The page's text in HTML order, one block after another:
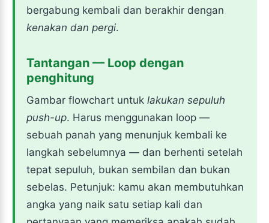
bergabung kembali dan berakhir dengan
kenakan dan pergi.
Tantangan — Loop dengan
penghitung
Gambar flowchart untuk lakukan sepuluh
push-up. Harus menggunakan loop —
sebuah panah yang menunjuk kembali ke
langkah sebelumnya — dan berhenti setelah
tepat sepuluh, bukan sembilan dan bukan
sebelas. Petunjuk: kamu akan membutuhkan
angka yang naik satu setiap kali dan